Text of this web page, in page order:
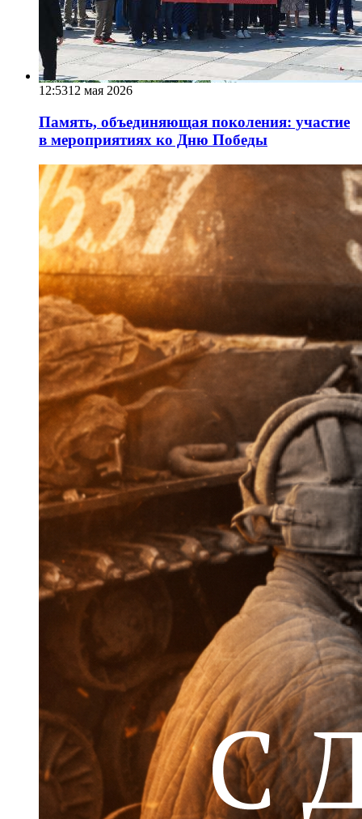
12:5312 мая 2026
Память, объединяющая поколения: участие
в мероприятиях ко Дню Победы